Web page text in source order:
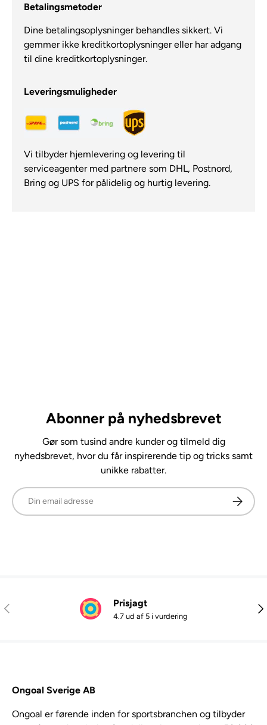
Betalingsmetoder
Dine betalingsoplysninger behandles sikkert. Vi
gemmer ikke kreditkortoplysninger eller har adgang
til dine kreditkortoplysninger.
Leveringsmuligheder
Vi tilbyder hjemlevering og levering til
serviceagenter med partnere som DHL, Postnord,
Bring og UPS for pålidelig og hurtig levering.
Abonner på nyhedsbrevet
Gør som tusind andre kunder og tilmeld dig
nyhedsbrevet, hvor du får inspirerende tip og tricks samt
unikke rabatter.
E-mail Abonner
Tidligere Prisjagt
4.7 ud af 5 i vurdering
Ongoal Sverige AB
Ongoal er førende inden for sportsbranchen og tilbyder